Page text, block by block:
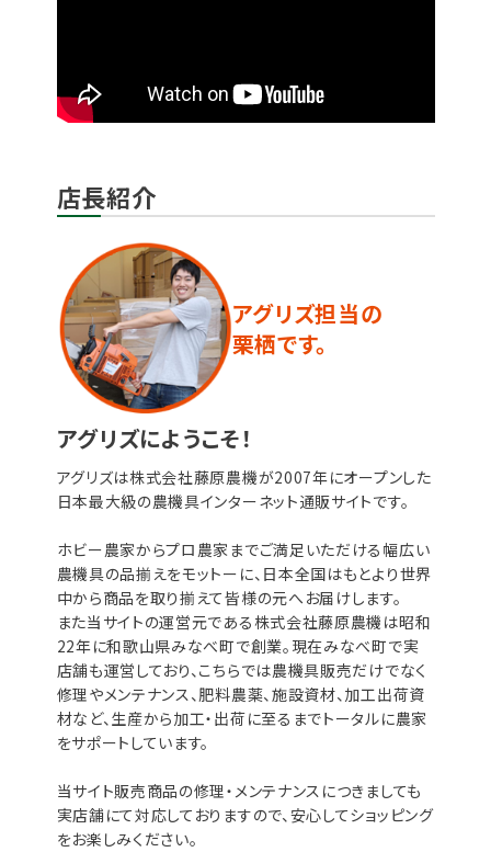
店長紹介
アグリズ担当の
栗栖です。
アグリズにようこそ！
アグリズは株式会社藤原農機が2007年にオープンした
日本最大級の農機具インターネット通販サイトです。
ホビー農家からプロ農家までご満足いただける幅広い
農機具の品揃えをモットーに、日本全国はもとより世界
中から商品を取り揃えて皆様の元へお届けします。
また当サイトの運営元である株式会社藤原農機は昭和
22年に和歌山県みなべ町で創業。現在みなべ町で実
店舗も運営しており、こちらでは農機具販売だけでなく
修理やメンテナンス、肥料農薬、施設資材、加工出荷資
材など、生産から加工・出荷に至るまでトータルに農家
をサポートしています。
当サイト販売商品の修理・メンテナンスにつきましても
実店舗にて対応しておりますので、安心してショッピング
をお楽しみください。